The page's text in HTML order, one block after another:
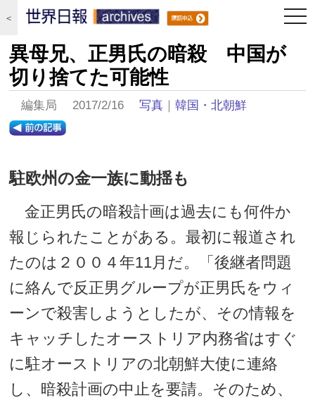
＜
異母兄、正男氏の暗殺 中国が
切り捨てた可能性
編集局 2017/2/16写真 ｜韓国・北朝鮮
駐欧州の金一族に動揺も
金正男氏の暗殺計画は過去にも何件か
報じられたことがある。最初に報道され
たのは２００４年11月だ。「後継者問題
に絡んで反正男グループが正男氏をウィ
ーンで殺害しようとしたが、その情報を
キャッチしたオーストリア内務省はすぐ
に駐オーストリアの北朝鮮大使に連絡
し、暗殺計画の中止を要請。そのため、